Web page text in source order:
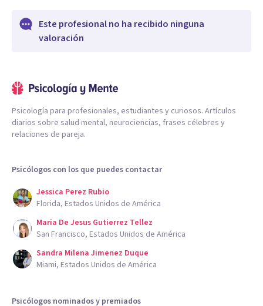
Este profesional no ha recibido ninguna
valoración
Psicología para profesionales, estudiantes y curiosos. Artículos
diarios sobre salud mental, neurociencias, frases célebres y
relaciones de pareja.
Psicólogos con los que puedes contactar
Jessica Perez Rubio
Florida, Estados Unidos de América
Maria De Jesus Gutierrez Tellez
San Francisco, Estados Unidos de América
Sandra Milena Jimenez Duque
Miami, Estados Unidos de América
Psicólogos nominados y premiados